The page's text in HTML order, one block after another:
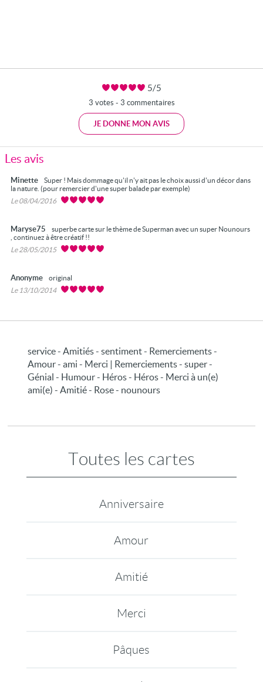
5/5
3 votes - 3 commentaires
JE DONNE MON AVIS
Les avis
Minette
Super ! Mais dommage qu'il n'y ait pas le choix aussi d'un décor dans
la nature. (pour remercier d'une super balade par exemple)
Le 08/04/2016
Maryse75
superbe carte sur le thème de Superman avec un super Nounours
, continuez à être créatif !!
Le 28/05/2015
Anonyme
original
Le 13/10/2014
service - Amitiés - sentiment - Remerciements -
Amour - ami - Merci | Remerciements - super -
Génial - Humour - Héros - Héros - Merci à un(e)
ami(e) - Amitié - Rose - nounours
Toutes les cartes
Anniversaire
Amour
Amitié
Merci
Pâques